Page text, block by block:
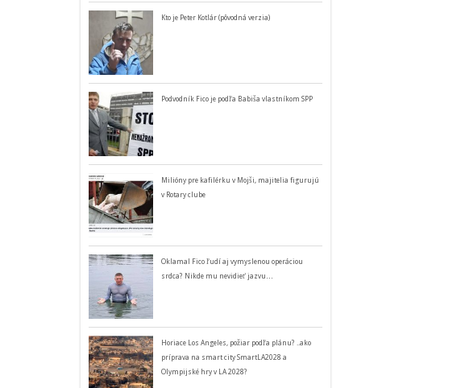
Kto je Peter Kotlár (pôvodná verzia)
Podvodník Fico je podľa Babiša vlastníkom SPP
Milióny pre kafilérku v Mojši, majitelia figurujú
v Rotary clube
Oklamal Fico ľudí aj vymyslenou operáciou
srdca? Nikde mu nevidieť jazvu…
Horiace Los Angeles, požiar podľa plánu? ..ako
príprava na smart city SmartLA2028 a
Olympijské hry v LA 2028?